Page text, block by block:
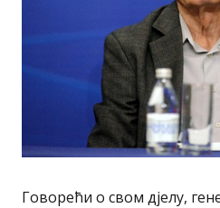
Говорећи о свом дјелу,